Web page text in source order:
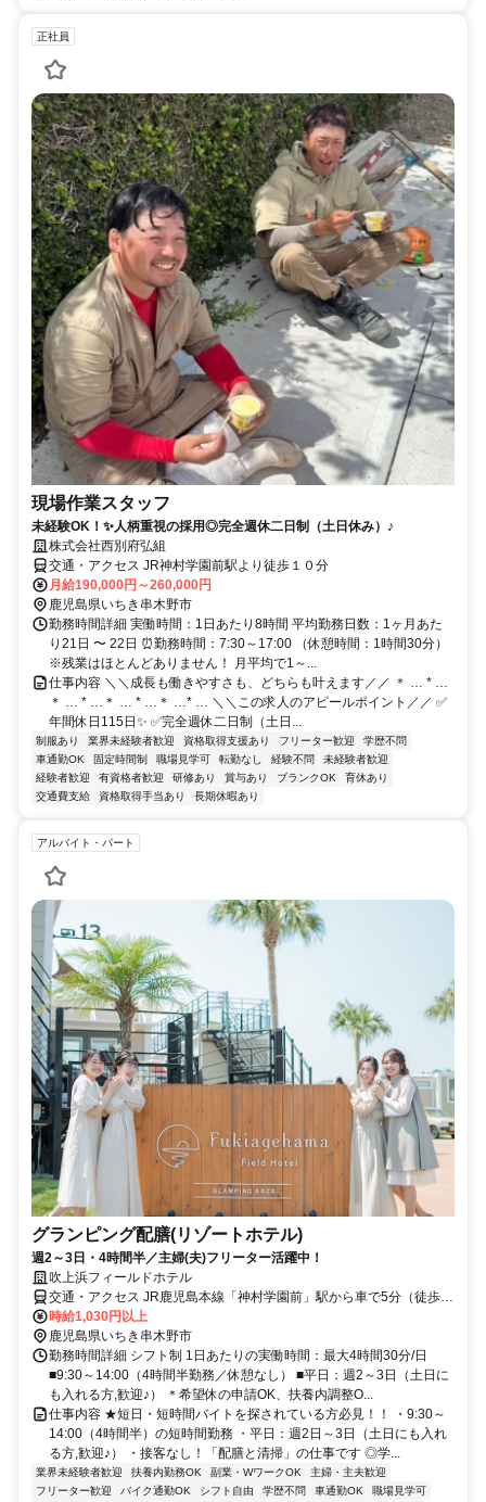
正社員
現場作業スタッフ
未経験OK！✨人柄重視の採用◎完全週休二日制（土日休み）♪
株式会社西別府弘組
交通・アクセス JR神村学園前駅より徒歩１０分
月給190,000円～260,000円
鹿児島県いちき串木野市
勤務時間詳細 実働時間：1日あたり8時間 平均勤務日数：1ヶ月あた
り21日 〜 22日 ⏰勤務時間：7:30～17:00 （休憩時間：1時間30分）
※残業はほとんどありません！ 月平均で1～...
仕事内容 ＼＼成長も働きやすさも、どちらも叶えます／／ ＊ … * …
＊ … * …＊ … * …＊ …* … ＼＼この求人のアピールポイント／／ ✅
年間休日115日✨ ✅完全週休二日制（土日...
制服あり 業界未経験者歓迎 資格取得支援あり フリーター歓迎
学歴不問
車通勤OK
固定時間制 職場見学可 転勤なし 経験不問
未経験者歓迎
経験者歓迎
有資格者歓迎 研修あり 賞与あり ブランクOK
育休あり
交通費支給
資格取得手当あり 長期休暇あり
アルバイト・パート
グランピング配膳(リゾートホテル)
週2～3日・4時間半／主婦(夫)フリーター活躍中！
吹上浜フィールドホテル
交通・アクセス JR鹿児島本線「神村学園前」駅から車で5分（徒歩
15分）
時給1,030円以上
鹿児島県いちき串木野市
勤務時間詳細 シフト制 1日あたりの実働時間：最大4時間30分/日
■9:30～14:00（4時間半勤務／休憩なし） ■平日：週2～3日（土日に
も入れる方,歓迎♪） ＊希望休の申請OK、扶養内調整O...
仕事内容 ★短日・短時間バイトを探されている方必見！！ ・9:30～
14:00（4時間半）の短時間勤務 ・平日：週2日～3日（土日にも入れ
る方,歓迎♪） ・接客なし！「配膳と清掃」の仕事です ◎学...
業界未経験者歓迎 扶養内勤務OK 副業・WワークOK
主婦・主夫歓迎
フリーター歓迎
バイク通勤OK シフト自由 学歴不問 車通勤OK
職場見学可